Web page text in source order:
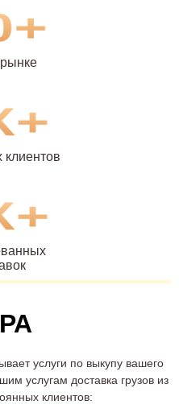
клиентов
услуги по выкупу вашего
услугам доставка грузов из
клиентов:
Псков
Салават
Санкт-Петербург
Саратов
Симферополь
Сочи
Старый Оскол
Сыктывкар
Тамбов
Тобольск